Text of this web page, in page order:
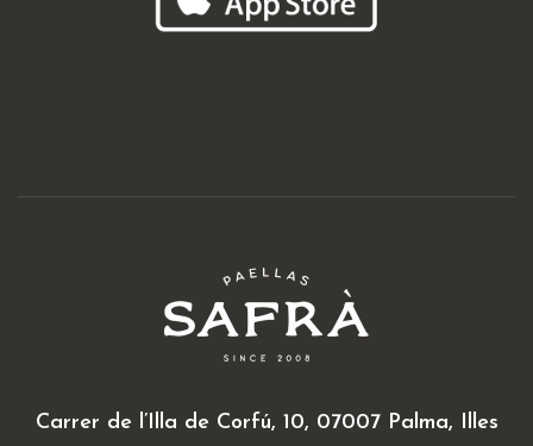
Carrer de l’Illa de Corfú, 10, 07007 Palma, Illes